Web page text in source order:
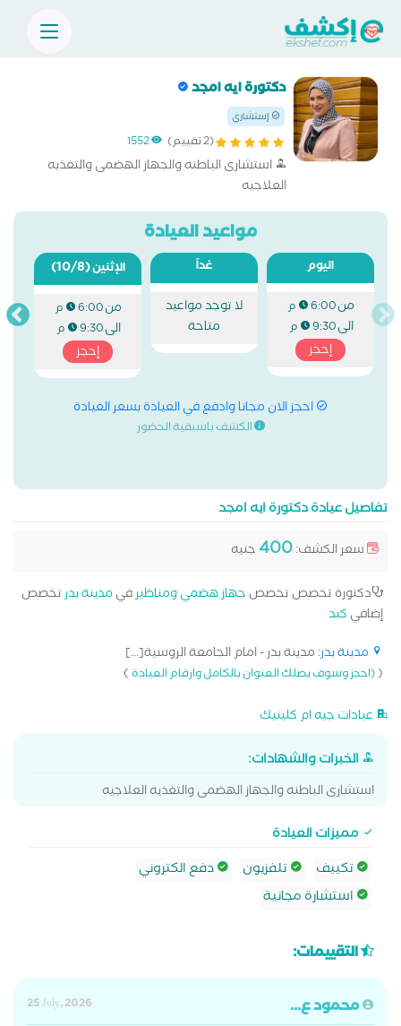
دكتورة ايه امجد
إستشاري
(2 تقييم) 1552
استشارى الباطنه والجهاز الهضمى والتغذيه
العلاجيه
مواعيد العيادة
اليوم
من6:00 م
الى9:30 م
إحجز
غداً
لا توجد مواعيد
متاحة
الإثنين(10/8)
من6:00 م
الى9:30 م
إحجز
احجز الان مجانا وادفع في العيادة بسعر العيادة
الكشف باسبقية الحضور
تفاصيل عيادة دكتورة ايه امجد
سعر الكشف:400 جنيه
دكتورة تخصص تخصص جهاز هضمي ومناظيرفي مدينة بدرتخصص
إضافي كبد
مدينة بدر: مدينة بدر - امام الجامعة الروسية[...]
((احجز وسوف يصلك العنوان بالكامل وارقام العيادة)
عيادات جيه ام كلينيك
الخبرات والشهادات:
استشارى الباطنه والجهاز الهضمى والتغذيه العلاجيه
مميزات العيادة
تكييف
تلفزيون
دفع الكتروني
استشارة مجانية
التقييمات:
محمود ع...
25 July, 2026